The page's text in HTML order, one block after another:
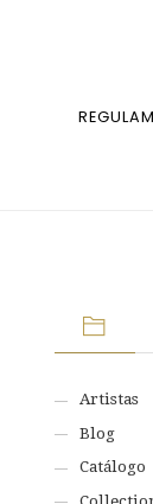
Artistas
Blog
Catálogo